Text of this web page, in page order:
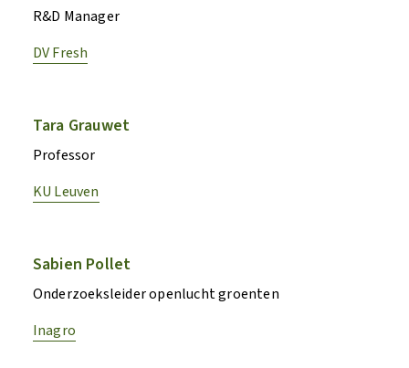
R&D Manager
DV Fresh
Tara Grauwet
Professor
KU Leuven
Sabien Pollet
Onderzoeksleider openlucht groenten
Inagro